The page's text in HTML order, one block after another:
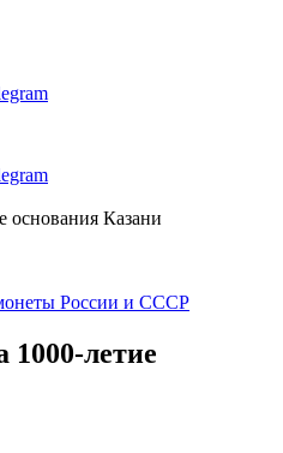
основания Казани
России и СССР
1000-летие